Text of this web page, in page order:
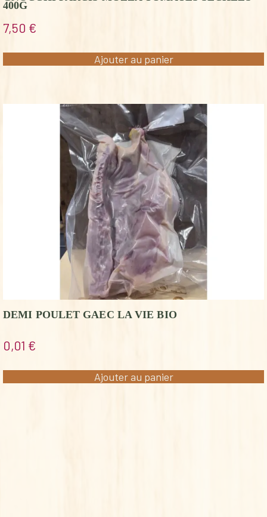
400G
7,50 €
Ajouter au panier
DEMI POULET GAEC LA VIE BIO
0,01 €
Ajouter au panier